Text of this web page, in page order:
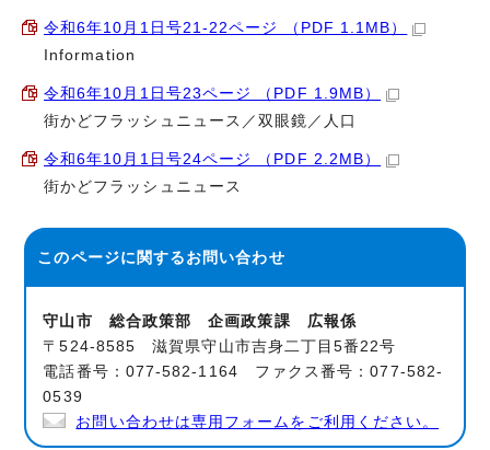
令和6年10月1日号21-22ページ （PDF 1.1MB）
Information
令和6年10月1日号23ページ （PDF 1.9MB）
街かどフラッシュニュース／双眼鏡／人口
令和6年10月1日号24ページ （PDF 2.2MB）
街かどフラッシュニュース
このページに関するお問い合わせ
守山市 総合政策部 企画政策課 広報係
〒524-8585 滋賀県守山市吉身二丁目5番22号
電話番号：077-582-1164 ファクス番号：077-582-
0539
お問い合わせは専用フォームをご利用ください。